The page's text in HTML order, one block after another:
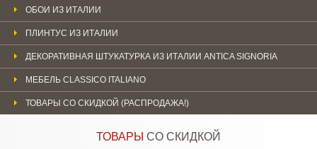
ОБОИ ИЗ ИТАЛИИ
ПЛИНТУС ИЗ ИТАЛИИ
ДЕКОРАТИВНАЯ ШТУКАТУРКА ИЗ ИТАЛИИ ANTICA SIGNORIA
МЕБЕЛЬ CLASSICO ITALIANO
ТОВАРЫ СО СКИДКОЙ (РАСПРОДАЖА!)
ТОВАРЫ СО СКИДКОЙ